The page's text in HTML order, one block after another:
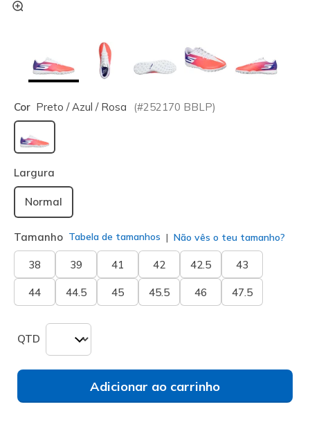
Cor Preto / Azul / Rosa (#252170 BBLP)
selecionado
Largura
Normal
Tamanho Tabela de tamanhos Não vês o teu tamanho?
38 39 41 42 42.5 43
44 44.5 45 45.5 46 47.5
QTD
Adicionar ao carrinho